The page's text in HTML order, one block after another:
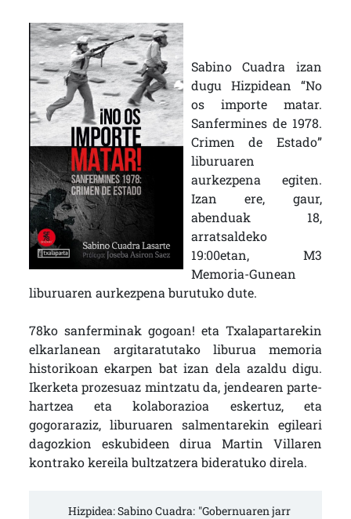
Sabino Cuadra izan
dugu Hizpidean “No
os importe matar.
Sanfermines de 1978.
Crimen de Estado”
liburuaren
aurkezpena egiten.
Izan ere, gaur,
abenduak 18,
arratsaldeko
19:00etan, M3
Memoria-Gunean
liburuaren aurkezpena burutuko dute.
78ko sanferminak gogoan! eta Txalapartarekin
elkarlanean argitaratutako liburua memoria
historikoan ekarpen bat izan dela azaldu digu.
Ikerketa prozesuaz mintzatu da, jendearen parte-
hartzea eta kolaborazioa eskertuz, eta
gogoraraziz, liburuaren salmentarekin egileari
dagozkion eskubideen dirua Martin Villaren
kontrako kereila bultzatzera bideratuko direla.
Hizpidea: Sabino Cuadra: "Gobernuaren jarr